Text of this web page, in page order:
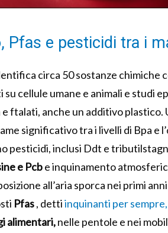
Pfas e pesticidi tra i
circa 50 sostanze
su cellule umane e animali e studi
ftalati, anche un additivo plastico.
significativo tra i livelli di Bpa e
pesticidi, inclusi Ddt e
e Pcbe inquinamento
all’aria sporca nei primi
Pfas, dettiinquinanti per sempre,
alimentari,nelle pentole e nei